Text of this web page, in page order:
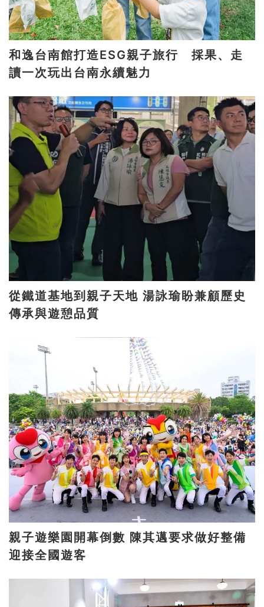
和逸台南館打造ESG親子旅行 採果、走
讀一次玩出台南永續魅力
從鐵道基地到親子天地 湯詠瑜盼兼顧歷史
傳承與遊憩品質
親子遊樂園開幕倒數 陳其邁要求做好整備
迎接全國遊客